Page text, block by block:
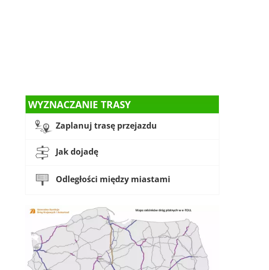
WYZNACZANIE TRASY
Zaplanuj trasę przejazdu
Jak dojadę
Odległości między miastami